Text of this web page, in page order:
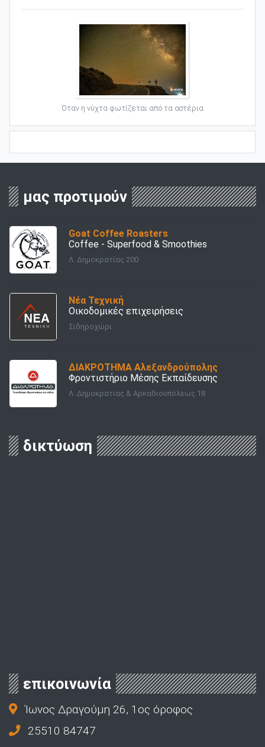
Όταν η νύχτα φωτίζεται από τα αστέρια
μας προτιμούν
Goat Coffee Roasters
Coffee - Superfood & Smoothies
Λ. Δημοκρατίας 200
Νέα Τεχνική
Οικοδομικές επιχειρήσεις
Σιδηροχώρι
ΔΙΑΚΡΟΤΗΜΑ Αλεξανδρούπολης
Φροντιστήριο Μέσης Εκπαίδευσης
Λ. Δημοκρατίας & Αρκαδιουπόλεως 18
δικτύωση
επικοινωνία
Ίωνος Δραγούμη 26, 1ος όροφος
25510 84747